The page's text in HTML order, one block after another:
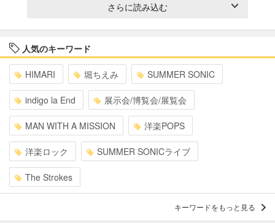
さらに読み込む
人気のキーワード
HIMARI 堀ちえみ SUMMER SONIC
indigo la End 展示会/博覧会/展覧会
MAN WITH A MISSION 洋楽POPS
洋楽ロック SUMMER SONICライブ
The Strokes
キーワードをもっと見る